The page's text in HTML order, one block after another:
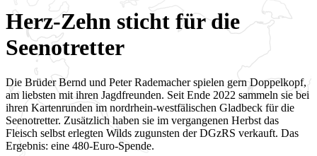
Herz-Zehn sticht für die
Seenotretter
Die Brüder Bernd und Peter Rademacher spielen gern Doppelkopf,
am liebsten mit ihren Jagdfreunden. Seit Ende 2022 sammeln sie bei
ihren Kartenrunden im nordrhein-westfälischen Gladbeck für die
Seenotretter. Zusätzlich haben sie im vergangenen Herbst das
Fleisch selbst erlegten Wilds zugunsten der DGzRS verkauft. Das
Ergebnis: eine 480-Euro-Spende.